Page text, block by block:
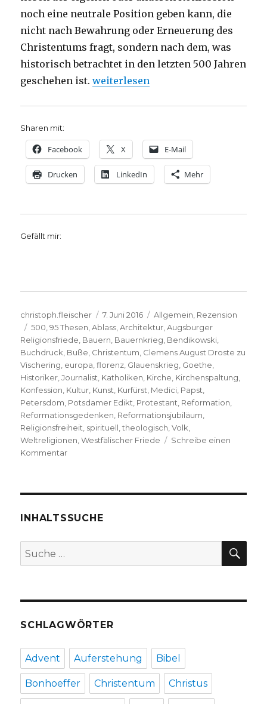
noch eine neutrale Position geben kann, die
nicht nach Bewahrung oder Erneuerung des
Christentums fragt, sondern nach dem, was
historisch betrachtet in den letzten 500 Jahren
geschehen ist.„Reformation – Gedenken oder
weiterlesen
Sharen mit:
Facebook X E-Mail
Drucken LinkedIn Mehr
Gefällt mir:
Autor
christoph.fleischer
Veröffentlicht
am
7. Juni 2016 Kategorien
Allgemein Rezension
Schlagwörter
500 ,95 Thesen ,Ablass ,Architektur ,Augsburger
Religionsfriede Bauern Bauernkrieg Bendikowski
Buchdruck Buße Christentum Clemens August Droste zu
Vischering europa ,florenz Glauenskrieg Goethe
Historiker ,Journalist Katholiken Kirche Kirchenspaltung
Konfession Kultur Kunst Kurfürst Medici Papst
Petersdom Potsdamer Edikt Protestant Reformation
Reformationsgedenken Reformationsjubiläum
Religionsfreiheit spirituell ,theologisch ,Volk
Weltreligionen ,Westfälischer Friede
Schreibe einen
Kommentarzu
Feiern?
von
Fleischer,
INHALTSSUCHE
Suche
nach:
SCHLAGWÖRTER
Advent Auferstehung Bibel
Bonhoeffer Christentum Christus